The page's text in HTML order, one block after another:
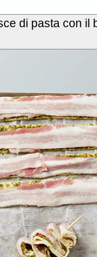
di pasta con il